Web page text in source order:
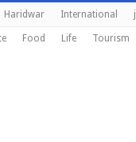
Haridwar International
Food Life Tourism